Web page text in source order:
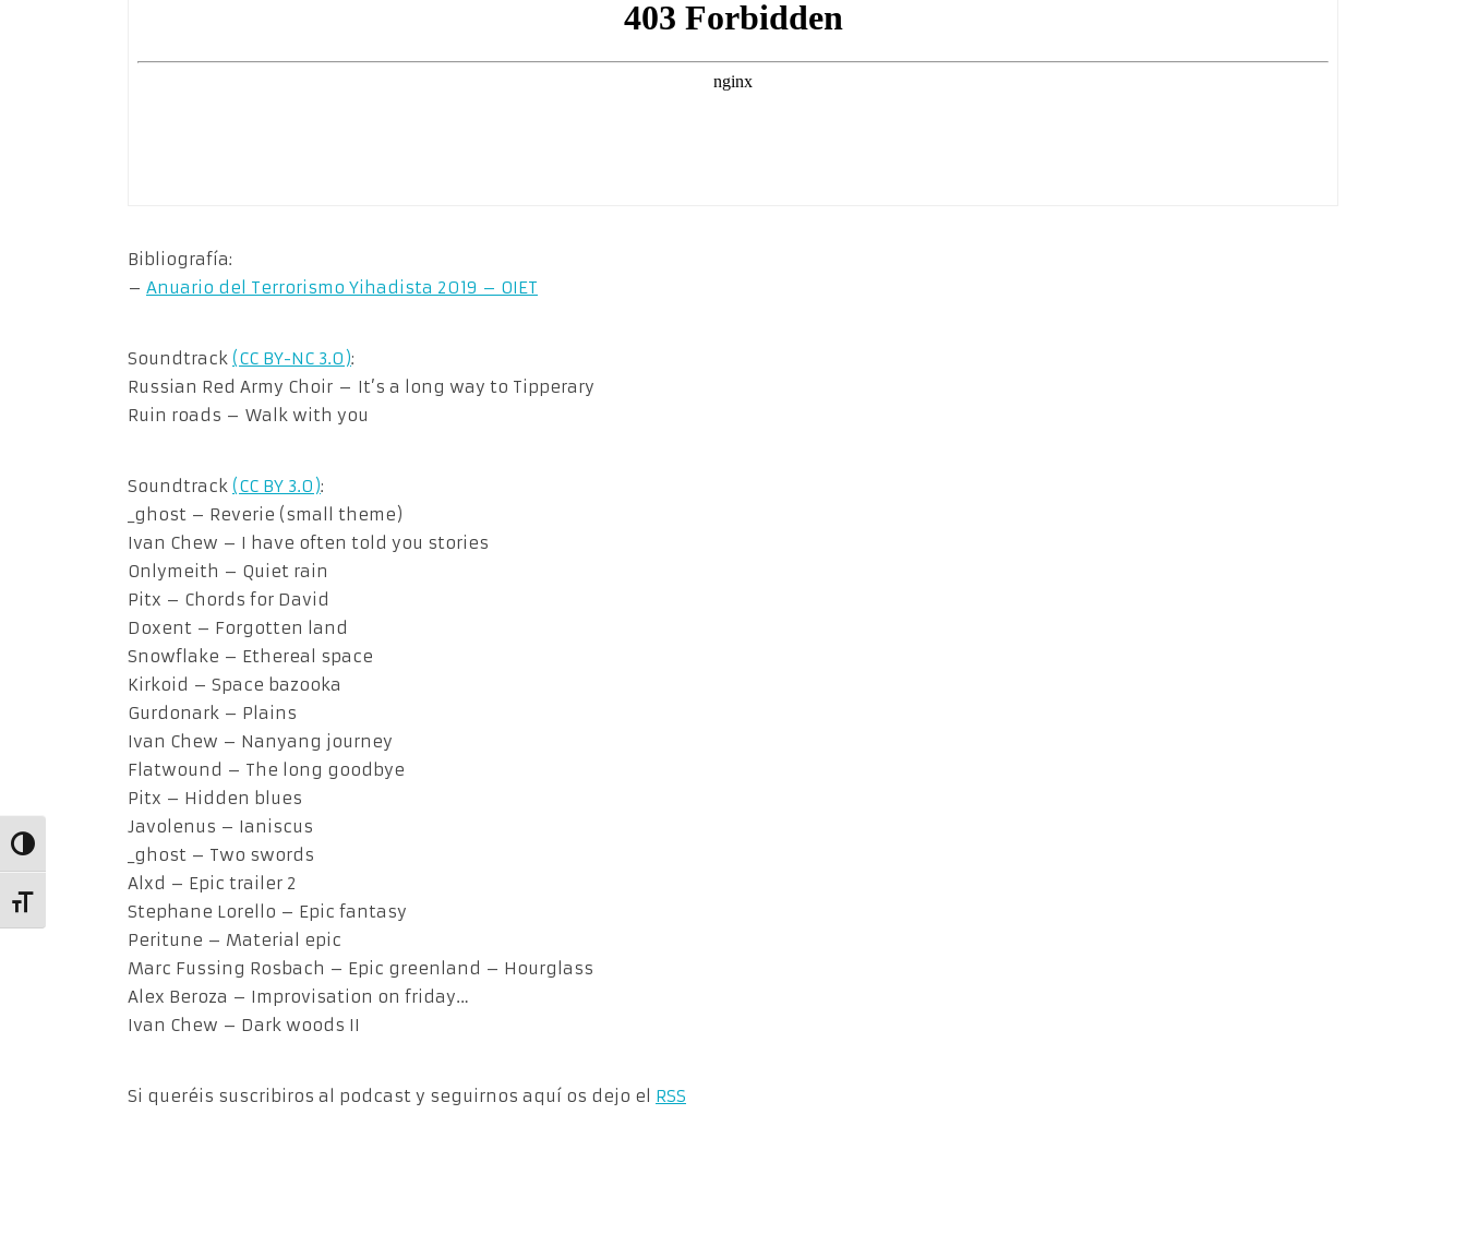
Alternar alto contraste
Alternar tamaño de letra
Bibliografía:
– Anuario del Terrorismo Yihadista 2019 – OIET
Soundtrack (CC BY-NC 3.0):
Russian Red Army Choir – It’s a long way to Tipperary
Ruin roads – Walk with you
Soundtrack (CC BY 3.0):
_ghost – Reverie (small theme)
Ivan Chew – I have often told you stories
Onlymeith – Quiet rain
Pitx – Chords for David
Doxent – Forgotten land
Snowflake – Ethereal space
Kirkoid – Space bazooka
Gurdonark – Plains
Ivan Chew – Nanyang journey
Flatwound – The long goodbye
Pitx – Hidden blues
Javolenus – Ianiscus
_ghost – Two swords
Alxd – Epic trailer 2
Stephane Lorello – Epic fantasy
Peritune – Material epic
Marc Fussing Rosbach – Epic greenland – Hourglass
Alex Beroza – Improvisation on friday…
Ivan Chew – Dark woods II
Si queréis suscribiros al podcast y seguirnos aquí os dejo el RSS